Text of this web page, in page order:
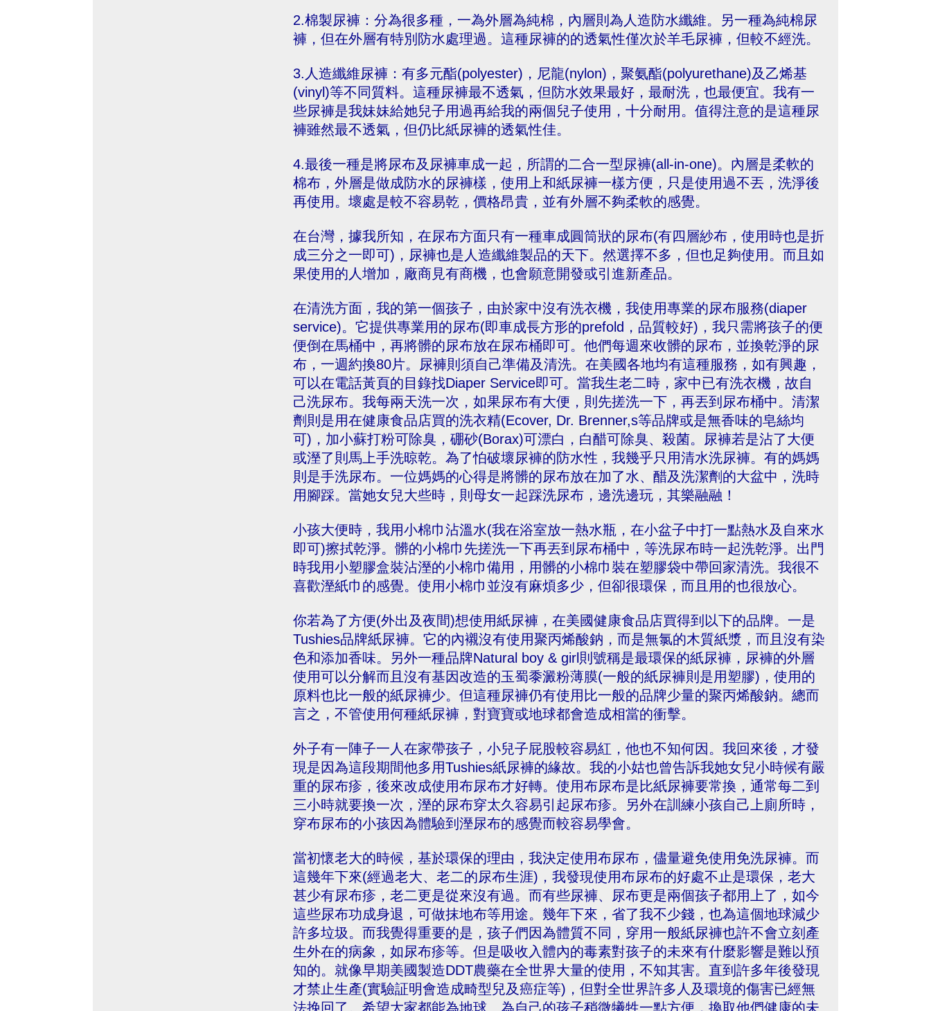
2.棉製尿褲：分為很多種，一為外層為純棉，內層則為人造防水纖維。另一種為純棉尿
褲，但在外層有特別防水處理過。這種尿褲的的透氣性僅次於羊毛尿褲，但較不經洗。
3.人造纖維尿褲：有多元酯(polyester)，尼龍(nylon)，聚氨酯(polyurethane)及乙烯基
(vinyl)等不同質料。這種尿褲最不透氣，但防水效果最好，最耐洗，也最便宜。我有一
些尿褲是我妹妹給她兒子用過再給我的兩個兒子使用，十分耐用。值得注意的是這種尿
褲雖然最不透氣，但仍比紙尿褲的透氣性佳。
4.最後一種是將尿布及尿褲車成一起，所謂的二合一型尿褲(all-in-one)。內層是柔軟的
棉布，外層是做成防水的尿褲樣，使用上和紙尿褲一樣方便，只是使用過不丟，洗淨後
再使用。壞處是較不容易乾，價格昂貴，並有外層不夠柔軟的感覺。
在台灣，據我所知，在尿布方面只有一種車成圓筒狀的尿布(有四層紗布，使用時也是折
成三分之一即可)，尿褲也是人造纖維製品的天下。然選擇不多，但也足夠使用。而且如
果使用的人增加，廠商見有商機，也會願意開發或引進新產品。
在清洗方面，我的第一個孩子，由於家中沒有洗衣機，我使用專業的尿布服務(diaper
service)。它提供專業用的尿布(即車成長方形的prefold，品質較好)，我只需將孩子的便
便倒在馬桶中，再將髒的尿布放在尿布桶即可。他們每週來收髒的尿布，並換乾淨的尿
布，一週約換80片。尿褲則須自己準備及清洗。在美國各地均有這種服務，如有興趣，
可以在電話黃頁的目錄找Diaper Service即可。當我生老二時，家中已有洗衣機，故自
己洗尿布。我每兩天洗一次，如果尿布有大便，則先搓洗一下，再丟到尿布桶中。清潔
劑則是用在健康食品店買的洗衣精(Ecover, Dr. Brenner,s等品牌或是無香味的皂絲均
可)，加小蘇打粉可除臭，硼砂(Borax)可漂白，白醋可除臭、殺菌。尿褲若是沾了大便
或溼了則馬上手洗晾乾。為了怕破壞尿褲的防水性，我幾乎只用清水洗尿褲。有的媽媽
則是手洗尿布。一位媽媽的心得是將髒的尿布放在加了水、醋及洗潔劑的大盆中，洗時
用腳踩。當她女兒大些時，則母女一起踩洗尿布，邊洗邊玩，其樂融融！
小孩大便時，我用小棉巾沾溫水(我在浴室放一熱水瓶，在小盆子中打一點熱水及自來水
即可)擦拭乾淨。髒的小棉巾先搓洗一下再丟到尿布桶中，等洗尿布時一起洗乾淨。出門
時我用小塑膠盒裝沾溼的小棉巾備用，用髒的小棉巾裝在塑膠袋中帶回家清洗。我很不
喜歡溼紙巾的感覺。使用小棉巾並沒有麻煩多少，但卻很環保，而且用的也很放心。
你若為了方便(外出及夜間)想使用紙尿褲，在美國健康食品店買得到以下的品牌。一是
Tushies品牌紙尿褲。它的內襯沒有使用聚丙烯酸鈉，而是無氯的木質紙漿，而且沒有染
色和添加香味。另外一種品牌Natural boy & girl則號稱是最環保的紙尿褲，尿褲的外層
使用可以分解而且沒有基因改造的玉蜀黍澱粉薄膜(一般的紙尿褲則是用塑膠)，使用的
原料也比一般的紙尿褲少。但這種尿褲仍有使用比一般的品牌少量的聚丙烯酸鈉。總而
言之，不管使用何種紙尿褲，對寶寶或地球都會造成相當的衝擊。
外子有一陣子一人在家帶孩子，小兒子屁股較容易紅，他也不知何因。我回來後，才發
現是因為這段期間他多用Tushies紙尿褲的緣故。我的小姑也曾告訴我她女兒小時候有嚴
重的尿布疹，後來改成使用布尿布才好轉。使用布尿布是比紙尿褲要常換，通常每二到
三小時就要換一次，溼的尿布穿太久容易引起尿布疹。另外在訓練小孩自己上廁所時，
穿布尿布的小孩因為體驗到溼尿布的感覺而較容易學會。
當初懷老大的時候，基於環保的理由，我決定使用布尿布，儘量避免使用免洗尿褲。而
這幾年下來(經過老大、老二的尿布生涯)，我發現使用布尿布的好處不止是環保，老大
甚少有尿布疹，老二更是從來沒有過。而有些尿褲、尿布更是兩個孩子都用上了，如今
這些尿布功成身退，可做抹地布等用途。幾年下來，省了我不少錢，也為這個地球減少
許多垃圾。而我覺得重要的是，孩子們因為體質不同，穿用一般紙尿褲也許不會立刻產
生外在的病象，如尿布疹等。但是吸收入體內的毒素對孩子的未來有什麼影響是難以預
知的。就像早期美國製造DDT農藥在全世界大量的使用，不知其害。直到許多年後發現
才禁止生產(實驗証明會造成畸型兒及癌症等)，但對全世界許多人及環境的傷害已經無
法挽回了。希望大家都能為地球、為自己的孩子稍微犧牲一點方便，換取他們健康的未